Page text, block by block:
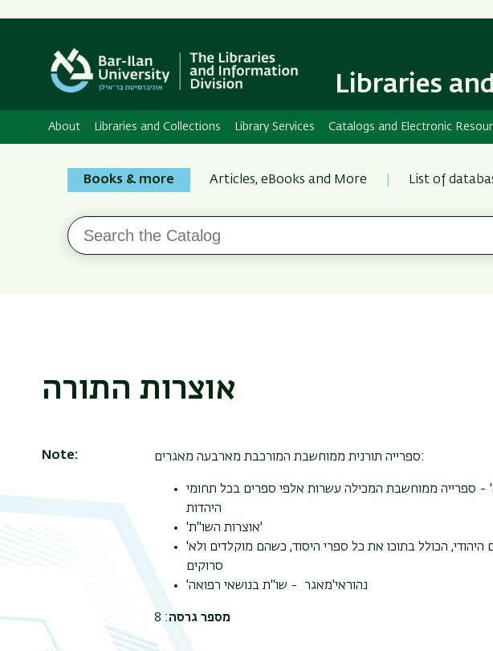
Libraries
About Libraries and Collections Library Services Catalogs and Electronic
Search
Bar-
Ilan
Books & more Articles, eBooks and More List of
Search
the
אוצרות התורה
Note ספרייה תורנית ממוחשבת המורכבת מארבעה מאגרים:
- ספרייה ממוחשבת המכילה עשרות אלפי ספרים בכל תחומי
היהדות
'אוצרות השו"ת'
'הארכיון התורני' - ארון הספרים היהודי, הכולל בתוכו את כל ספרי היסוד, כשהם מוקלדים ולא
סרוקים
'נהוראי'מאגר - שו"ת בנושאי רפואה
מספר גרסה: 8